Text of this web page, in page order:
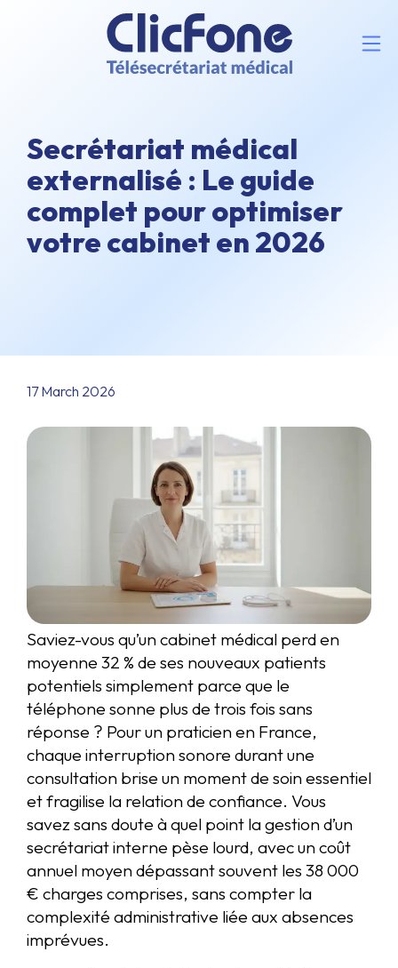
Secrétariat médical
externalisé : Le guide
complet pour optimiser
votre cabinet en 2026
17 March 2026
Saviez-vous qu’un cabinet médical perd en
moyenne 32 % de ses nouveaux patients
potentiels simplement parce que le
téléphone sonne plus de trois fois sans
réponse ? Pour un praticien en France,
chaque interruption sonore durant une
consultation brise un moment de soin essentiel
et fragilise la relation de confiance. Vous
savez sans doute à quel point la gestion d’un
secrétariat interne pèse lourd, avec un coût
annuel moyen dépassant souvent les 38 000
€ charges comprises, sans compter la
complexité administrative liée aux absences
imprévues.